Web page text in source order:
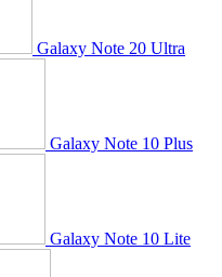
Galaxy Note 20 Ultra
Galaxy Note 10 Plus
Galaxy Note 10 Lite